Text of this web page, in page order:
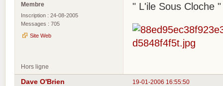
Membre
Inscription : 24-08-2005
Messages : 705
Site Web
" L'ile Sous Cloche
Hors ligne
19-01-2006 16:55:50
Dave O'Brien